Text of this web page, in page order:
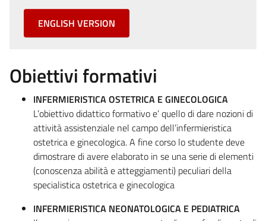
ENGLISH VERSION
Obiettivi formativi
INFERMIERISTICA OSTETRICA E GINECOLOGICA
L’obiettivo didattico formativo e’ quello di dare nozioni di
attività assistenziale nel campo dell’infermieristica
ostetrica e ginecologica. A fine corso lo studente deve
dimostrare di avere elaborato in se una serie di elementi
(conoscenza abilità e atteggiamenti) peculiari della
specialistica ostetrica e ginecologica
INFERMIERISTICA NEONATOLOGICA E PEDIATRICA